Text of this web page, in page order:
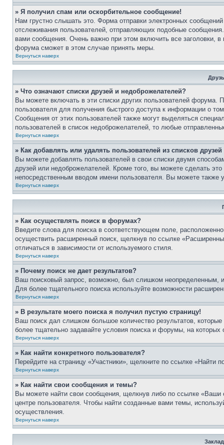
» Я получил спам или оскорбительное сообщение!
Нам грустно слышать это. Форма отправки электронных
отслеживания пользователей, отправляющих подобные
вами сообщения. Очень важно при этом включить все заголовки,
форума сможет в этом случае принять меры.
Вернуться наверх
» Что означают списки друзей и недоброжелателей?
Вы можете включать в эти списки других пользователей форума.
пользователя для получения быстрого доступа к информации о
Сообщения от этих пользователей также могут выделяться
пользователей в список недоброжелателей, то любые
Вернуться наверх
» Как добавлять или удалять пользователей из списков
Вы можете добавлять пользователей в свои списки двумя
друзей или недоброжелателей. Кроме того, вы можете сделать
непосредственным вводом имени пользователя. Вы можете также
Вернуться наверх
» Как осуществлять поиск в форумах?
Введите слова для поиска в соответствующем поле,
осуществить расширенный поиск, щелкнув по ссылке
отличаться в зависимости от используемого стиля.
Вернуться наверх
» Почему поиск не дает результатов?
Ваш поисковый запрос, возможно, был слишком неопределенным,
Для более тщательного поиска используйте возможности
Вернуться наверх
» В результате моего поиска я получил пустую страницу!
Ваш поиск дал слишком большое количество результатов,
более тщательно задавайте условия поиска и форумы, на
Вернуться наверх
» Как найти конкретного пользователя?
Перейдите на страницу «Участники», щелкните по ссылке «Найти
Вернуться наверх
» Как найти свои сообщения и темы?
Вы можете найти свои сообщения, щелкнув либо по ссылке «Ваши
центре пользователя. Чтобы найти созданные вами темы,
осуществления.
Вернуться наверх